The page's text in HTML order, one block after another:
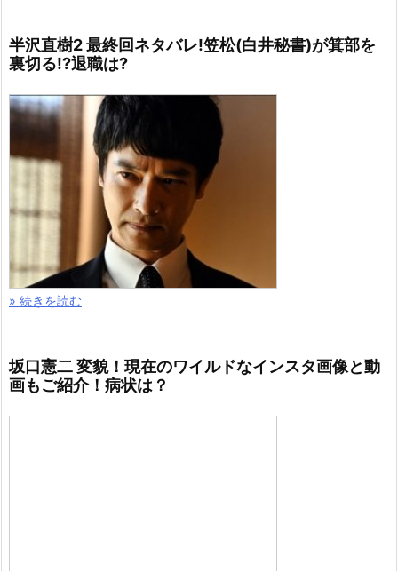
半沢直樹2 最終回ネタバレ!笠松(白井秘書)が箕部を
裏切る!?退職は?
» 続きを読む
坂口憲二 変貌！現在のワイルドなインスタ画像と動
画もご紹介！病状は？